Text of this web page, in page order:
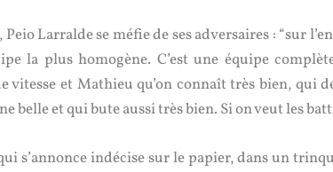
Peio Larralde se méfie de ses adversaires : “sur
la plus homogène. C’est une équipe
vitesse et Mathieu qu’on connaît très bien, qui
belle et qui bute aussi très bien. Si on veut les
s’annonce indécise sur le papier, dans un